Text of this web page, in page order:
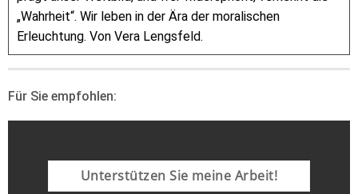
„Wahrheit“. Wir leben in der Ära der moralischen
Erleuchtung. Von Vera Lengsfeld.
Für Sie empfohlen:
Unterstützen Sie meine Arbeit!